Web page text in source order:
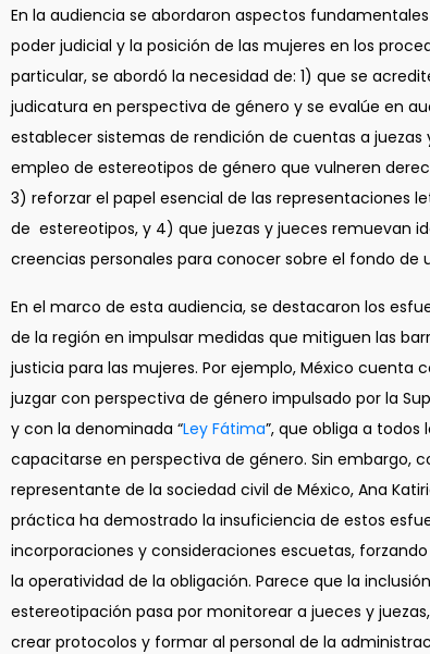
En la audiencia se abordaron aspectos
poder judicial y la posición de las mujeres en los
particular, se abordó la necesidad de: 1) que se
judicatura en perspectiva de género y se evalúe en
establecer sistemas de rendición de cuentas a juezas
empleo de estereotipos de género que vulneren
3) reforzar el papel esencial de las representaciones
de estereotipos, y 4) que juezas y jueces remuevan
creencias personales para conocer sobre el fondo de
En el marco de esta audiencia, se destacaron los
de la región en impulsar medidas que mitiguen las
justicia para las mujeres. Por ejemplo, México cuenta
juzgar con perspectiva de género impulsado por la
y con la denominada “Ley Fátima”, que obliga a
capacitarse en perspectiva de género. Sin embargo,
representante de la sociedad civil de México, Ana
práctica ha demostrado la insuficiencia de estos
incorporaciones y consideraciones escuetas,
la operatividad de la obligación. Parece que la
estereotipación pasa por monitorear a jueces y
crear protocolos y formar al personal de la